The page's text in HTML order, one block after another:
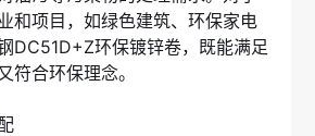
和项目，如绿色建筑、环保家电
DC51D+Z环保镀锌卷，既能满足
符合环保理念。